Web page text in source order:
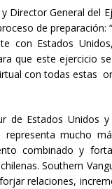
Director General del
de preparación:
con Estados
que este ejercicio
con todas estas
de Estados Unidos
representa mucho
combinado y
Southern
relaciones,